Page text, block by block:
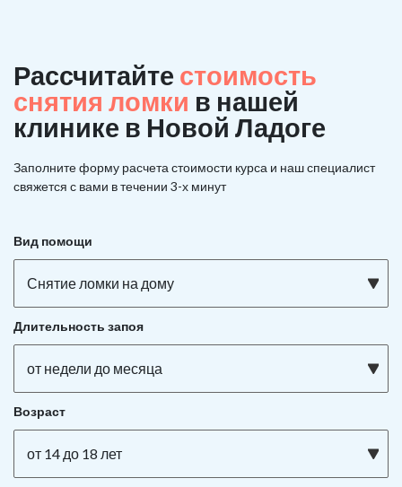
Рассчитайте стоимость
снятия ломки в нашей
клинике в Новой Ладоге
Заполните форму расчета стоимости курса и наш специалист
свяжется с вами в течении 3-х минут
Вид помощи
Снятие ломки на дому
Длительность запоя
от недели до месяца
Возраст
от 14 до 18 лет